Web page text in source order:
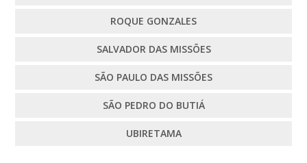
ROQUE GONZALES
SALVADOR DAS MISSÕES
SÃO PAULO DAS MISSÕES
SÃO PEDRO DO BUTIÁ
UBIRETAMA